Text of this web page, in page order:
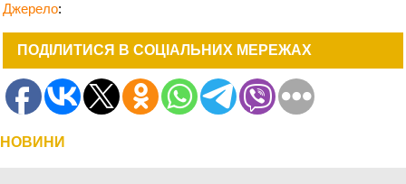
Джерело:
ПОДІЛИТИСЯ В СОЦІАЛЬНИХ МЕРЕЖАХ
НОВИНИ